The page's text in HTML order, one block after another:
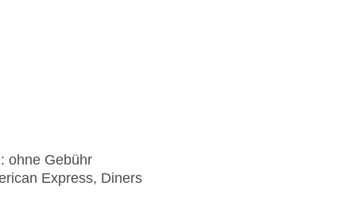
ohne Gebühr
Express, Diners